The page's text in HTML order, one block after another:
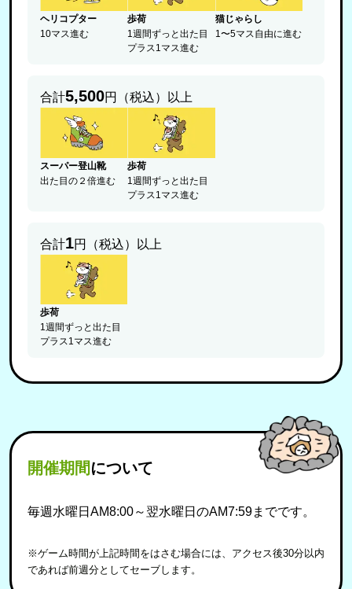
ヘリコプター
10マス進む
歩荷
1週間ずっと出た目
プラス1マス進む
猫じゃらし
1〜5マス自由に進む
合計5,500円（税込）以上
スーパー登山靴
出た目の２倍進む
歩荷
1週間ずっと出た目
プラス1マス進む
合計1円（税込）以上
歩荷
1週間ずっと出た目
プラス1マス進む
開催期間 について
毎週水曜日AM8:00～翌水曜日のAM7:59までです。
※ゲーム時間が上記時間をはさむ場合には、アクセス後30分以内
であれば前週分としてセーブします。